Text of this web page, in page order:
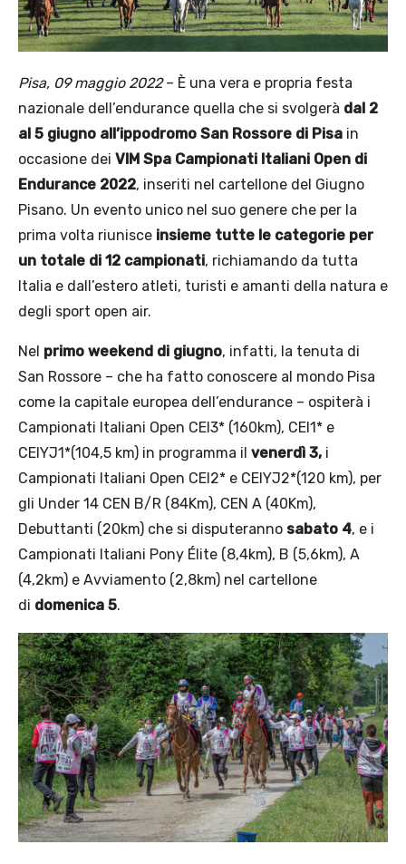
Pisa, 09 maggio 2022– È una vera e propria festa
nazionale dell’endurance quella che si svolgerà dal 2
al 5 giugno all’ippodromo San Rossore di Pisa in
occasione dei VIM Spa Campionati Italiani Open di
Endurance 2022, inseriti nel cartellone del Giugno
Pisano. Un evento unico nel suo genere che per la
prima volta riunisce insieme tutte le categorie per
un totale di 12 campionati, richiamando da tutta
Italia e dall’estero atleti, turisti e amanti della natura e
degli sport open air.
Nel primo weekend di giugno, infatti, la tenuta di
San Rossore – che ha fatto conoscere al mondo Pisa
come la capitale europea dell’endurance – ospiterà i
Campionati Italiani Open CEI3* (160km), CEI1* e
CEIYJ1*(104,5 km) in programma il venerdì 3, i
Campionati Italiani Open CEI2* e CEIYJ2*(120 km), per
gli Under 14 CEN B/R (84Km), CEN A (40Km),
Debuttanti (20km) che si disputeranno sabato 4, e i
Campionati Italiani Pony Élite (8,4km), B (5,6km), A
(4,2km) e Avviamento (2,8km) nel cartellone
di domenica 5.